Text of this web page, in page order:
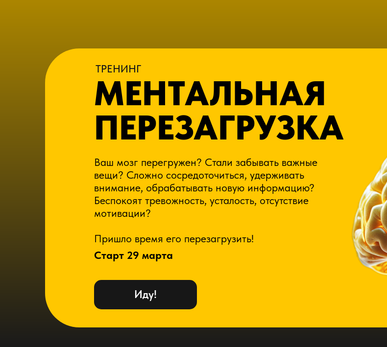
МЕНТАЛЬНАЯ
ПЕРЕЗАГРУЗКА
Ваш мозг перегружен? Стали забывать важные
вещи? Сложно сосредоточиться, удерживать
внимание, обрабатывать новую информацию?
Беспокоят тревожность, усталость, отсутствие
мотивации?
Пришло время его перезагрузить!
ТРЕНИНГ
Старт 29 марта
Иду!